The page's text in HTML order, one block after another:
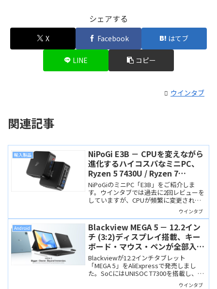
シェアする
X Facebook はてブ
LINE コピー
ウインタブ
関連記事
輸入製品
NiPoGi E3B － CPUを変えながら
進化するハイコスパなミニPC、
Ryzen 5 7430U / Ryzen 7
7735HSなどを搭載
NiPoGiのミニPC「E3B」をご紹介しま
す。ウインタブでは過去に2回レビューを
していますが、CPUが頻繁に変更されて
おり、性能とコスパを高水準で維持して
います。Ryzen 7000番台搭載モデルが5
万円前後で購入できますよ！
ウインタブ
Android
Blackview MEGA 5 － 12.2イン
チ (3:2)ディスプレイ搭載、キー
ボード・マウス・ペンが全部入り
の上位モデル
Blackviewが12.2インチタブレット
「MEGA 5」をAliExpressで発売しまし
た。SoCにはUNISOC T7300を搭載し、キ
ーボードやマウス、タブレットケース、
ウインタブ